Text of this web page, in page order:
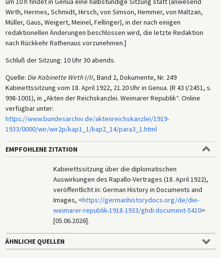
Wirth, Hermes, Schmidt, Hirsch, von Simson, Hemmer, von Maltzan,
Müller, Gaus, Weigert, Meinel, Fellinger), in der nach einigen
redaktionellen Änderungen beschlossen wird, die letzte Redaktion
nach Rückkehr Rathenaus vorzunehmen.]
Schluß der Sitzung: 10 Uhr 30 abends.
Quelle: Die Kabinette Wirth I/II, Band 2, Dokumente, Nr. 249
Kabinettssitzung vom 18. April 1922, 21.20 Uhr in Genua. (R 43 I/2451, s.
998-1001), in „Akten der Reichskanzlei. Weimarer Republik“. Online
verfügbar unter:
https://www.bundesarchiv.de/aktenreichskanzlei/1919-
1933/0000/wir/wir2p/kap1_1/kap2_14/para3_1.html
EMPFOHLENE ZITATION
Kabinettssitzung über die diplomatischen
Auswirkungen des Rapallo-Vertrages (18. April 1922),
veröffentlicht in: German History in Documents and
Images, <https://germanhistorydocs.org/de/die-
weimarer-republik-1918-1933/ghdi:document-5410>
[05.06.2026].
ÄHNLICHE QUELLEN